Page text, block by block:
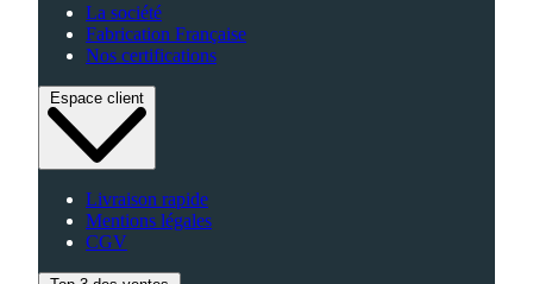
La société
Fabrication Française
Nos certifications
Espace client
Livraison rapide
Mentions légales
CGV